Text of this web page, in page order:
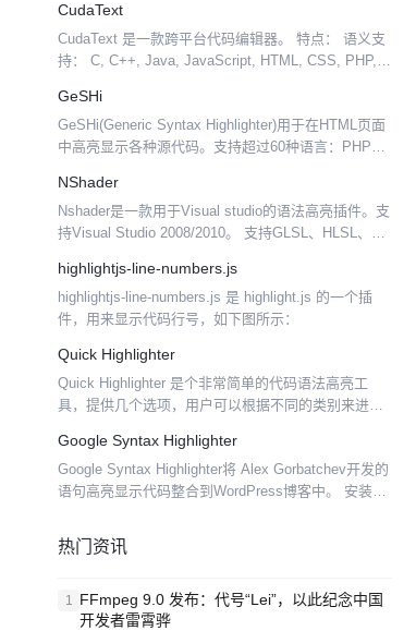
HTML，CSS 和 JavaScript）。...
CudaText
CudaText 是一款跨平台代码编辑器。 特点： 语义支
持： C, C++, Java, JavaScript, HTML, CSS, PHP,
GeSHi
GeSHi(Generic Syntax Highlighter)用于在HTML页面
中高亮显示各种源代码。支持超过60种语言：PHP、
NShader
Nshader是一款用于Visual studio的语法高亮插件。支
持Visual Studio 2008/2010。 支持GLSL、HLSL、Cg
highlightjs-line-numbers.js
highlightjs-line-numbers.js 是 highlight.js 的一个插
件，用来显示代码行号，如下图所示：
Quick Highlighter
Quick Highlighter 是个非常简单的代码语法高亮工
具，提供几个选项，用户可以根据不同的类别来进行
Google Syntax Highlighter
Google Syntax Highlighter将 Alex Gorbatchev开发的
语句高亮显示代码整合到WordPress博客中。 安装该
颜色显示...
热门资讯
1 FFmpeg 9.0 发布：代号“Lei”，以此纪念中国
开发者雷霄骅